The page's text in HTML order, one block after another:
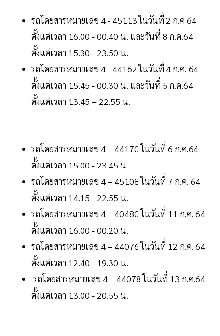
รถโดยสารหมายเลข 4 - 45113 ในวันที่ 2 ก.ค 64
ตั้งแต่เวลา 16.00 - 00.40 น. และวันที่ 8 ก.ค.64
ตั้งแต่เวลา 15.30 - 23.50 น.
รถโดยสารหมายเลข 4 - 44162 ในวันที่ 4 ก.ค. 64
ตั้งแต่เวลา 15.45 - 00.30 น. และวันที่ 5 ก.ค.64
ตั้งแต่เวลา 13.45 – 22.55 น.
รถโดยสารหมายเลข 4 – 44170 ในวันที่ 6 ก.ค.64
ตั้งแต่เวลา 15.00 - 23.45 น.
รถโดยสารหมายเลข 4 – 45108 ในวันที่ 7 ก.ค. 64
ตั้งแต่เวลา 14.15 - 22.55 น.
รถโดยสารหมายเลข 4 – 40480 ในวันที่ 11 ก.ค. 64
ตั้งแต่เวลา 16.00 - 00.20 น.
รถโดยสารหมายเลข 4 – 44076 ในวันที่ 12 ก.ค. 64
ตั้งแต่เวลา 12.40 - 19.30 น.
รถโดยสารหมายเลข 4 – 44078 ในวันที่ 13 ก.ค.64
ตั้งแต่เวลา 13.00 - 20.55 น.